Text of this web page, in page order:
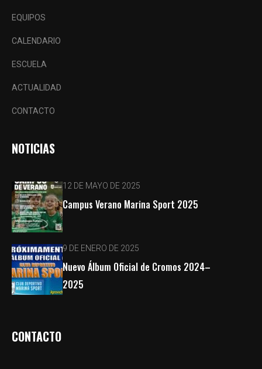
EQUIPOS
CALENDARIO
ESCUELA
ACTUALIDAD
CONTACTO
NOTICIAS
12 DE MAYO DE 2025
Campus Verano Marina Sport 2025
9 DE ENERO DE 2025
Nuevo Álbum Oficial de Cromos 2024–
2025
CONTACTO